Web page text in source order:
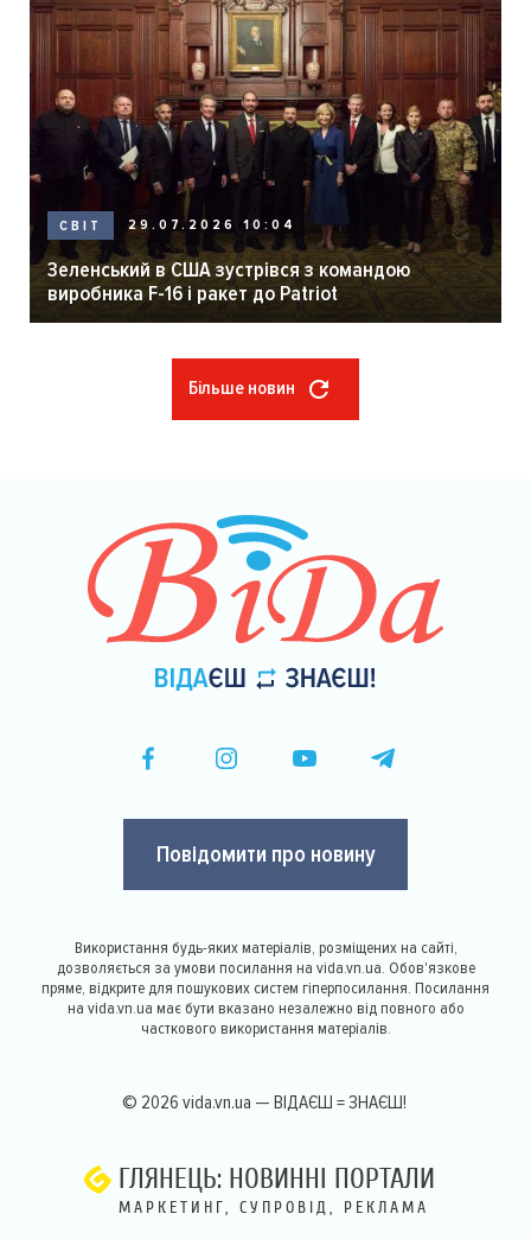
СВІТ 29.07.2026 10:04
Зеленський в США зустрівся з командою
виробника F-16 і ракет до Patriot
Більше новин
Повідомити про новину
Використання будь-яких матеріалів, розміщених на сайті,
дозволяється за умови посилання на vida.vn.ua. Обов'язкове
пряме, відкрите для пошукових систем гіперпосилання. Посилання
на vida.vn.ua має бути вказано незалежно від повного або
часткового використання матеріалів.
© 2026 vida.vn.ua — ВІДАЄШ = ЗНАЄШ!
ГЛЯНЕЦЬ: НОВИННІ ПОРТАЛИ
МАРКЕТИНГ, СУПРОВІД, РЕКЛАМА